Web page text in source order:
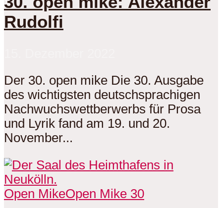
Rudolfi
Der 30. open mike Die 30. Ausgabe
des wichtigsten deutschsprachigen
Nachwuchswettberwerbs für Prosa
und Lyrik fand am 19. und 20.
November...
Open MikeOpen Mike 30